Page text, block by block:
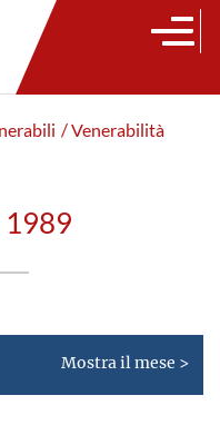
/ Venerabilità
Mostra il mese >